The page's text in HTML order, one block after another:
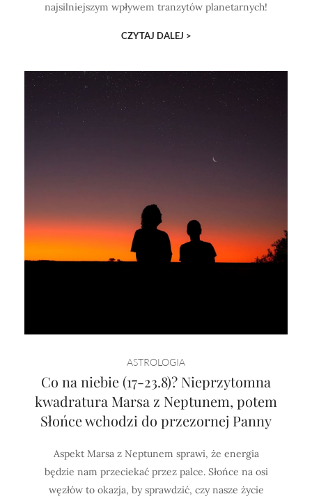
najsilniejszym wpływem tranzytów planetarnych!
CZYTAJ DALEJ >
ASTROLOGIA
Co na niebie (17-23.8)? Nieprzytomna
kwadratura Marsa z Neptunem, potem
Słońce wchodzi do przezornej Panny
Aspekt Marsa z Neptunem sprawi, że energia
będzie nam przeciekać przez palce. Słońce na osi
węzłów to okazja, by sprawdzić, czy nasze życie